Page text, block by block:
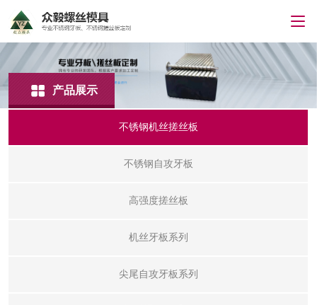
产品展示
不锈钢机丝搓丝板
不锈钢自攻牙板
高强度搓丝板
机丝牙板系列
尖尾自攻牙板系列